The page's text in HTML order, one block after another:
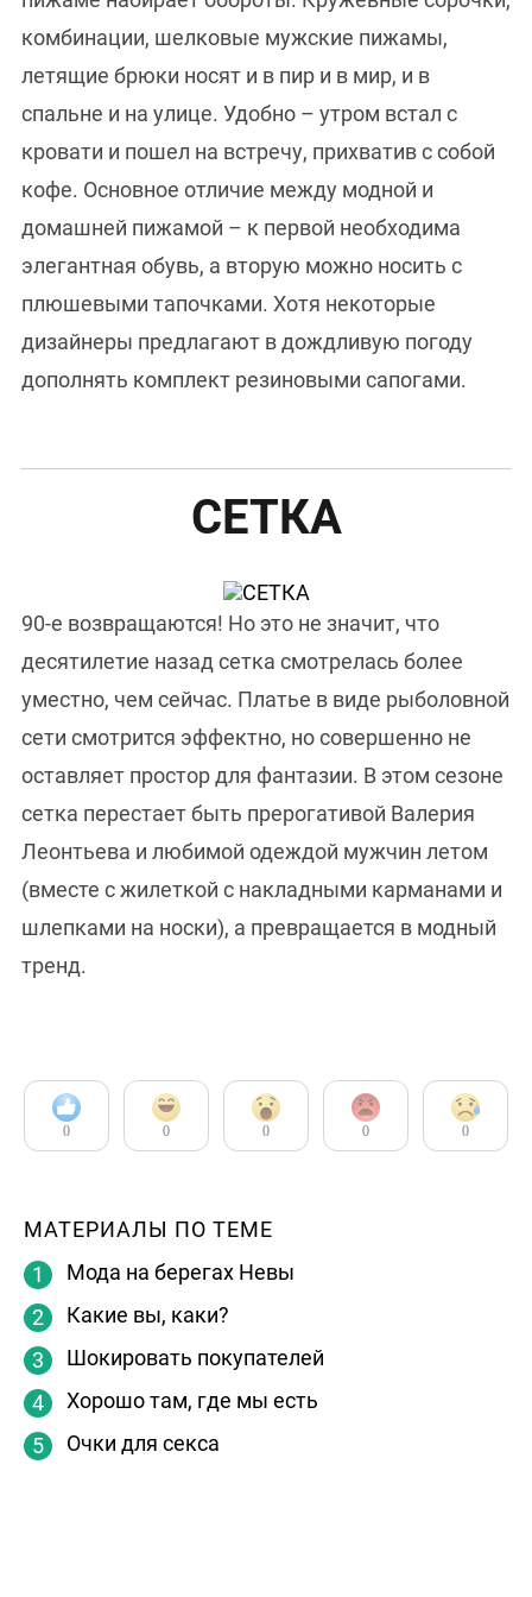
комбинации, шелковые мужские пижамы,
летящие брюки носят и в пир и в мир, и в
спальне и на улице. Удобно – утром встал с
кровати и пошел на встречу, прихватив с собой
кофе. Основное отличие между модной и
домашней пижамой – к первой необходима
элегантная обувь, а вторую можно носить с
плюшевыми тапочками. Хотя некоторые
дизайнеры предлагают в дождливую погоду
дополнять комплект резиновыми сапогами.
СЕТКА
90-е возвращаются! Но это не значит, что
десятилетие назад сетка смотрелась более
уместно, чем сейчас. Платье в виде рыболовной
сети смотрится эффектно, но совершенно не
оставляет простор для фантазии. В этом сезоне
сетка перестает быть прерогативой Валерия
Леонтьева и любимой одеждой мужчин летом
(вместе с жилеткой с накладными карманами и
шлепками на носки), а превращается в модный
тренд.
0 0 0 0 0
МАТЕРИАЛЫ ПО ТЕМЕ
Мода на берегах Невы
Какие вы, каки?
Шокировать покупателей
Хорошо там, где мы есть
Очки для секса